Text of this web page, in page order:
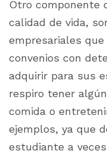
Otro componente
calidad de vida,
empresariales
convenios con
adquirir para sus
respiro tener
comida o
ejemplos, ya que
estudiante a